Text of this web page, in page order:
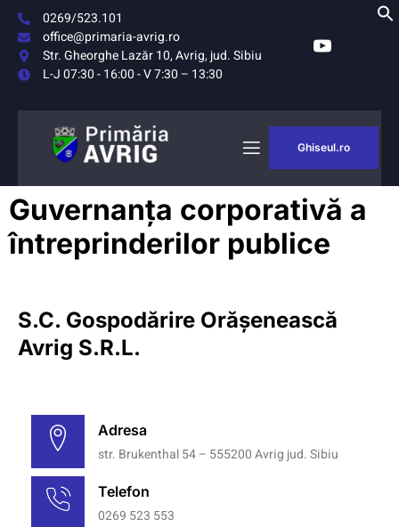
0269/523.101
office@primaria-avrig.ro
Str. Gheorghe Lazăr 10, Avrig, jud. Sibiu
L-J 07:30 - 16:00 - V 7:30 – 13:30
MONITORUL
OFICIAL LOCAL
Ghiseul.ro
Guvernanța corporativă a
întreprinderilor publice
S.C. Gospodărire Orășenească
Avrig S.R.L.
Adresa
str. Brukenthal 54 – 555200 Avrig jud. Sibiu
Telefon
0269 523 553